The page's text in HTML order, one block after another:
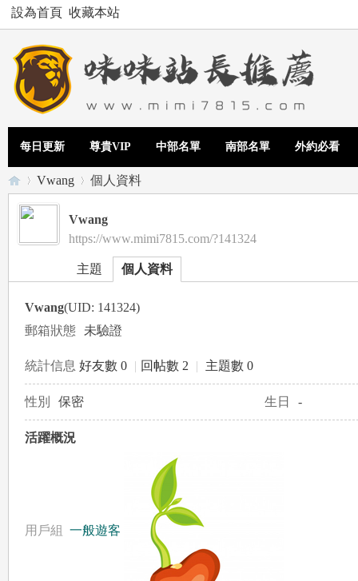
設為首頁 收藏本站
每日更新 尊貴VIP 中部名單 南部名單 外約必看
Te›
Vwang 個人資料
Vwang
https://www.mimi7815.com/?141324
主題 個人資料
Vwang(UID: 141324)
郵箱狀態
未驗證
統計信息 好友數 0 | 回帖數 2 | 主題數 0
性別 保密 生日 -
活躍概況
用戶組 一般遊客